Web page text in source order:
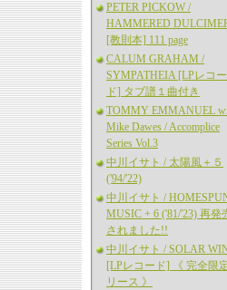
PETER PICKOW /
HAMMERED
[教則本] 111 page
CALUM GRAHAM /
SYMPATHEIA [LPレコー
ド] タブ譜１曲付き
TOMMY EMMANUEL
Mike Dawes / Accomplice
Series Vol.3
中川イサト / 太陽風＋５
('94/'22)
中川イサト /
MUSIC + 6 ('81/'23) 再発
されました!!
中川イサト / SOLAR
[LPレコード] 《 完全限
リース 》